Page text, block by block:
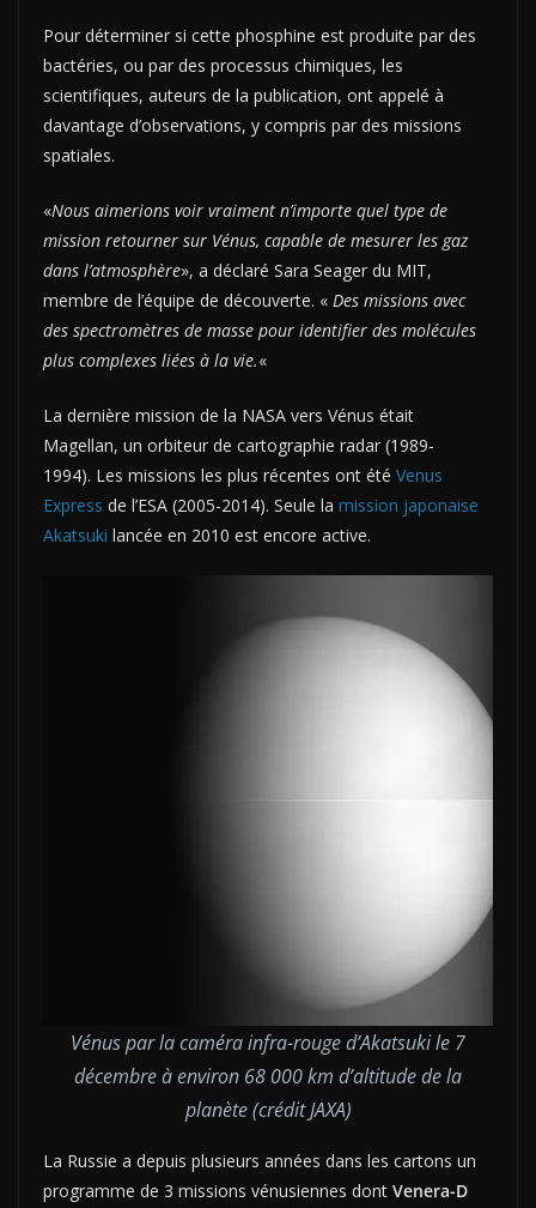
Pour déterminer si cette phosphine est produite par des
bactéries, ou par des processus chimiques, les
scientifiques, auteurs de la publication, ont appelé à
davantage d’observations, y compris par des missions
spatiales.
«Nous aimerions voir vraiment n’importe quel type de
mission retourner sur Vénus, capable de mesurer les gaz
dans l’atmosphère», a déclaré Sara Seager du MIT,
membre de l’équipe de découverte. « Des missions avec
des spectromètres de masse pour identifier des molécules
plus complexes liées à la vie.«
La dernière mission de la NASA vers Vénus était
Magellan, un orbiteur de cartographie radar (1989-
1994). Les missions les plus récentes ont été Venus
Express de l’ESA (2005-2014). Seule la mission japonaise
Akatsuki lancée en 2010 est encore active.
Vénus par la caméra infra-rouge d’Akatsuki le 7
décembre à environ 68 000 km d’altitude de la
planète (crédit JAXA)
La Russie a depuis plusieurs années dans les cartons un
programme de 3 missions vénusiennes dont Venera-D